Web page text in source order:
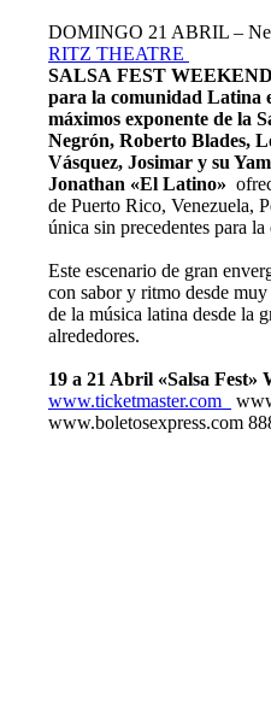
DOMINGO 21 ABRIL –
RITZ THEATRE
SALSA FEST
para la comunidad Latina
máximos exponente de la
Negrón, Roberto Blades,
Vásquez, Josimar y su
Jonathan «El Latino»
de Puerto Rico, Venezuela,
única sin precedentes para
Este escenario de gran
con sabor y ritmo desde
de la música latina desde la
alrededores.
19 a 21 Abril «Salsa Fest»
www.ticketmaster.com
www.boletosexpress.com